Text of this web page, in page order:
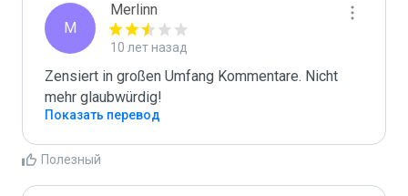
M
Merlinn
10 лет назад
Zensiert in großen Umfang Kommentare. Nicht
mehr glaubwürdig!
Показать перевод
Полезный